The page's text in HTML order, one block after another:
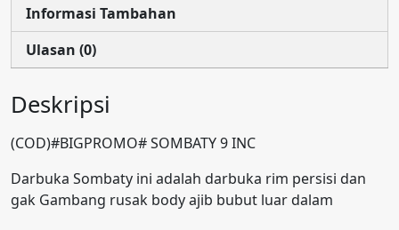
Informasi Tambahan
Ulasan (0)
Deskripsi
(COD)#BIGPROMO# SOMBATY 9 INC
Darbuka Sombaty ini adalah darbuka rim persisi dan
gak Gambang rusak body ajib bubut luar dalam